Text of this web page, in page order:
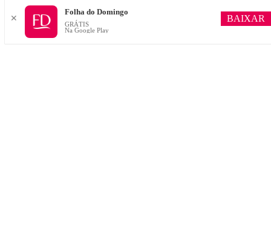
✕
Folha do Domingo
GRÁTIS
Na Google Play
BAIXAR